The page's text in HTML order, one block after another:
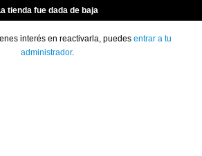
tienda fue dada de baja
interés en reactivarla, puedes entrar a tu
administrador.